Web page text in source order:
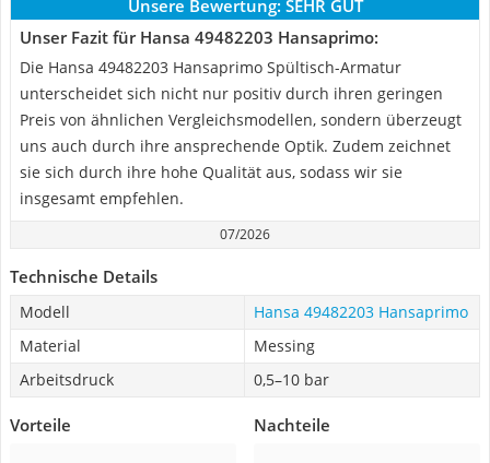
Unsere Bewertung: SEHR GUT
Unser Fazit für Hansa 49482203 Hansaprimo:
Die Hansa 49482203 Hansaprimo Spültisch-Armatur
unterscheidet sich nicht nur positiv durch ihren geringen
Preis von ähnlichen Vergleichsmodellen, sondern überzeugt
uns auch durch ihre ansprechende Optik. Zudem zeichnet
sie sich durch ihre hohe Qualität aus, sodass wir sie
insgesamt empfehlen.
07/2026
Technische Details
Modell
Hansa 49482203 Hansaprimo
Material
Messing
Arbeitsdruck
0,5–10 bar
Vorteile Nachteile